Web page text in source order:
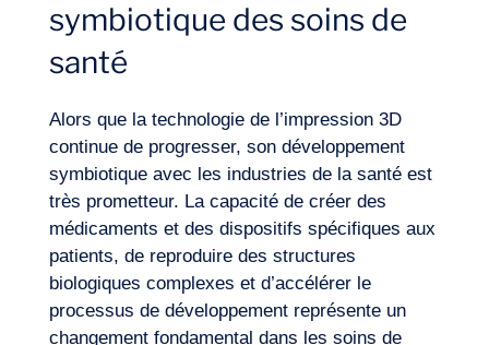
symbiotique des soins de
santé
Alors que la technologie de l’impression 3D
continue de progresser, son développement
symbiotique avec les industries de la santé est
très prometteur. La capacité de créer des
médicaments et des dispositifs spécifiques aux
patients, de reproduire des structures
biologiques complexes et d’accélérer le
processus de développement représente un
changement fondamental dans les soins de